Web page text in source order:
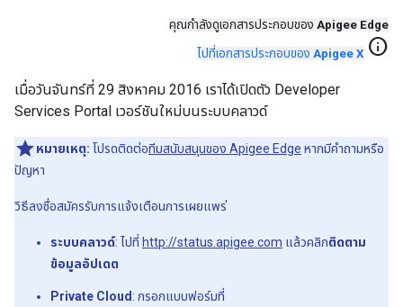
คุณกำลังดูเอกสารประกอบของ Apigee Edge
ไปที่เอกสารประกอบของ Apigee X info
เมื่อวันจันทร์ที่ 29 สิงหาคม 2016 เราได้เปิดตัว Developer
Services Portal เวอร์ชันใหม่บนระบบคลาวด์
หมายเหตุ: โปรดติดต่อทีมสนับสนุนของ Apigee Edge หากมีคำถามหรือ
ปัญหา
วิธีลงชื่อสมัครรับการแจ้งเตือนการเผยแพร่
ระบบคลาวด์: ไปที่ http://status.apigee.com แล้วคลิกติดตาม
ข้อมูลอัปเดต
Private Cloud : กรอกแบบฟอร์มที่